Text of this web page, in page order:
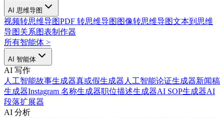
AI 思维导图
视频转思维导图PDF 转思维导图 图像转思维导图文本到思维
导图关系图表制作器
所有智能体 >
AI 智能体
AI 写作
人工智能故事生成器真或假生成器 人工智能论证生成器新闻稿
生成器Instagram 名称生成器职位描述生成器AI SOP生成器AI
段落扩展器
AI 分析